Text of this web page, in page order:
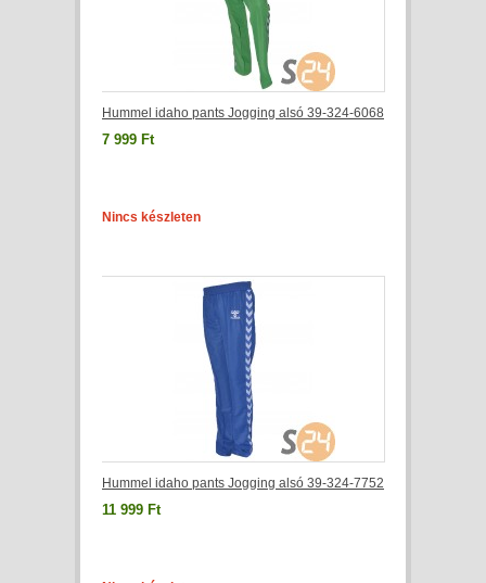
Hummel idaho pants Jogging alsó 39-324-6068
7 999 Ft
Nincs készleten
Hummel idaho pants Jogging alsó 39-324-7752
11 999 Ft